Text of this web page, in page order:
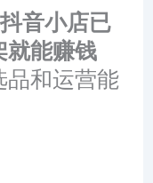
音小店已
就能赚钱
品和运营能